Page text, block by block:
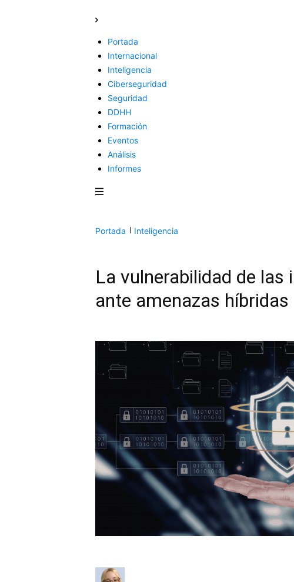
Portada
Internacional
Inteligencia
Ciberseguridad
Seguridad
DDHH
Formación
Eventos
Análisis
Informes
Portada Inteligencia
La vulnerabilidad de
ante amenazas híbridas